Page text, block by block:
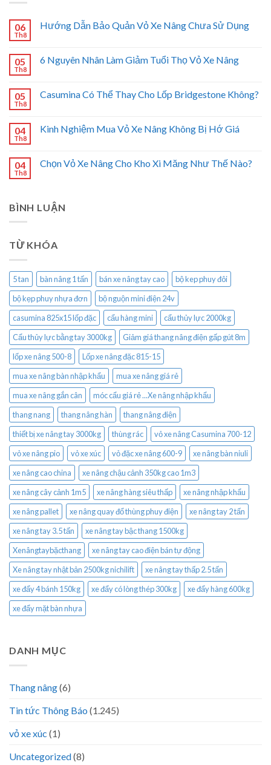
06
Th8
Hướng Dẫn Bảo Quản Vỏ Xe Nâng Chưa Sử Dụng
05
Th8
6 Nguyên Nhân Làm Giảm Tuổi Thọ Vỏ Xe Nâng
05
Th8
Casumina Có Thể Thay Cho Lốp Bridgestone Không?
04
Th8
Kinh Nghiệm Mua Vỏ Xe Nâng Không Bị Hớ Giá
04
Th8
Chọn Vỏ Xe Nâng Cho Kho Xi Măng Như Thế Nào?
BÌNH LUẬN
TỪ KHÓA
5 tan bàn nâng 1 tấn bán xe nâng tay cao
bộ kep phuy đôi
bộ kẹp phuy nhựa đơn
bộ nguộn mini điện 24v
casumina 825x15 lốp đặc
cẩu hàng mini
cẩu thủy lực 2000kg
Cẩu thủy lực bằng tay 3000kg
Giảm giá thang nâng điện gấp gút 8m
lốp xe nâng 500-8
Lốp xe nâng đặc 815-15
mua xe nâng bàn nhập khẩu
mua xe nâng giá rẻ
mua xe nâng gắn cân
móc cẩu giá rẻ ...Xe nâng nhập khẩu
thang nang
thang nâng hàn
thang nâng điện
thiết bị xe nâng tay 3000kg
thùng rác
vỏ xe nâng Casumina 700-12
vỏ xe nâng pio
vỏ xe xúc vỏ đặc xe nâng 600-9
xe nâng bàn niuli
xe nâng cao china
xe nâng chậu cảnh 350kg cao 1m3
xe nâng cây cảnh 1m5
xe nâng hàng siêu thấp
xe nâng nhập khẩu
xe nâng pallet
xe nâng quay đổ thùng phuy điện
xe nâng tay 2 tấn
xe nâng tay 3.5 tấn
xe nâng tay bậc thang 1500kg
Xenângtaybặcthang
xe nâng tay cao điện bán tự động
Xe nâng tay nhật bản 2500kg nichilift
xe nâng tay thấp 2.5 tấn
xe đẩy 4 bánh 150kg
xe đẩy có lòng thép 300kg
xe đẩy hàng 600kg
xe đẩy mặt bàn nhựa
DANH MỤC
Thang nâng(6)
Tin tức Thông Báo (1.245)
vỏ xe xúc (1)
Uncategorized(8)